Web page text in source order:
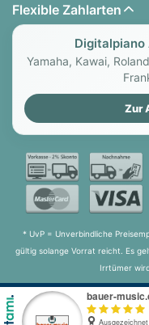
Flexible Zahlarten
Digitalpiano
Yamaha, Kawai,
Zur
* UvP = Unverbindliche
gültig solange Vorrat reicht. Es
Irrtümer